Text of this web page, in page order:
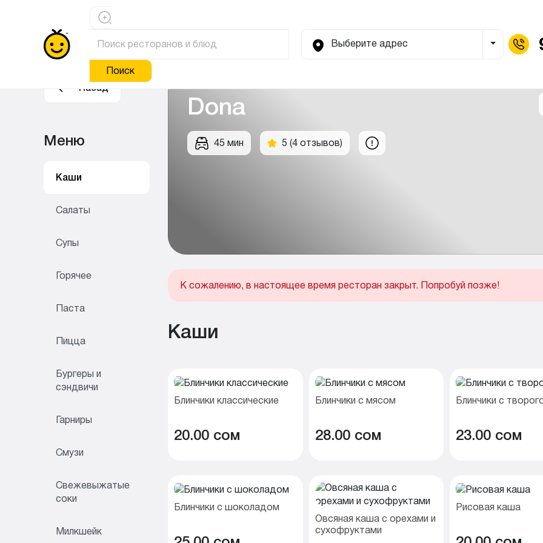
Поиск
Выберите адрес Toggle
Назад
Меню
Каши
Салаты
Супы
Горячее
Паста
Пицца
Бургеры и
сэндвичи
Гарниры
Смузи
Свежевыжатые
соки
Милкшейк
Dona
45 мин 5 (4 отзывов)
К сожалению, в настоящее время ресторан закрыт. Попробуй позже!
Каши
Блинчики классические
20.00 cом
Блинчики с мясом
28.00 cом
Блинчики с
23.00 cом
Блинчики с шоколадом
Овсяная каша с орехами и
сухофруктами
Рисовая каша